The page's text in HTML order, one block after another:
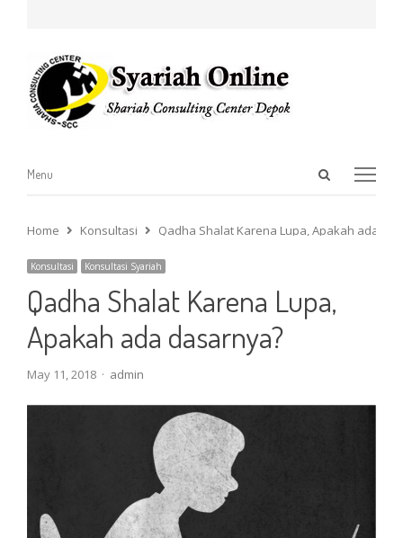
Open
Menu
Menu
Home Konsultasi Qadha Shalat Karena Lupa, Apakah ada
Konsultasi Konsultasi Syariah
Qadha Shalat Karena Lupa,
Apakah ada dasarnya?
May 11, 2018 Author
admin